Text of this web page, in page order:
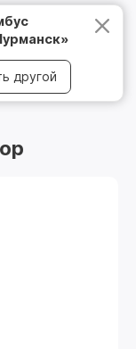
другой
8 800 500 05 15